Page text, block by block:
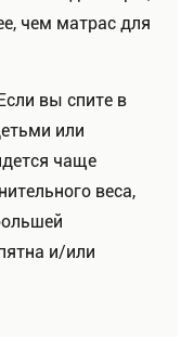
чем матрас для
вы спите в
или
чаще
веса,
и/или